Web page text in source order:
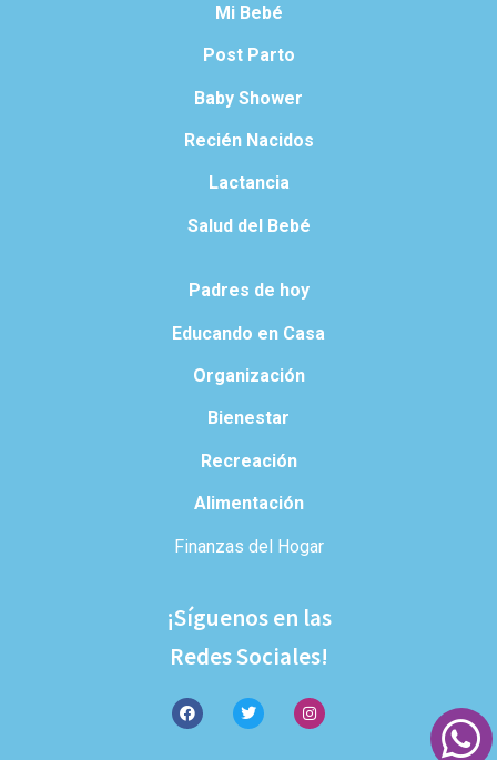
Mi Bebé
Post Parto
Baby Shower
Recién Nacidos
Lactancia
Salud del Bebé
Padres de hoy
Educando en Casa
Organización
Bienestar
Recreación
Alimentación
Finanzas del Hogar
¡Síguenos en las
Redes Sociales!